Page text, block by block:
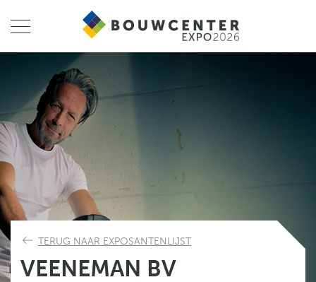
TERUG NAAR EXPOSANTENLIJST
VEENEMAN BV